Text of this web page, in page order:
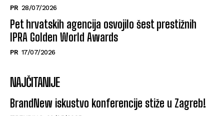
PR 28/07/2026
Pet hrvatskih agencija osvojilo šest prestižnih
IPRA Golden World Awards
PR 17/07/2026
NAJČITANIJE
BrandNew iskustvo konferencije stiže u Zagreb!